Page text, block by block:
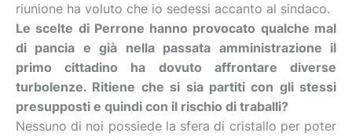
riunione ha voluto che io sedessi accanto al sindaco.
Le scelte di Perrone hanno provocato qualche mal
di pancia e già nella passata amministrazione il
primo cittadino ha dovuto affrontare diverse
turbolenze. Ritiene che si sia partiti con gli stessi
presupposti e quindi con il rischio di traballi?
Nessuno di noi possiede la sfera di cristallo per poter